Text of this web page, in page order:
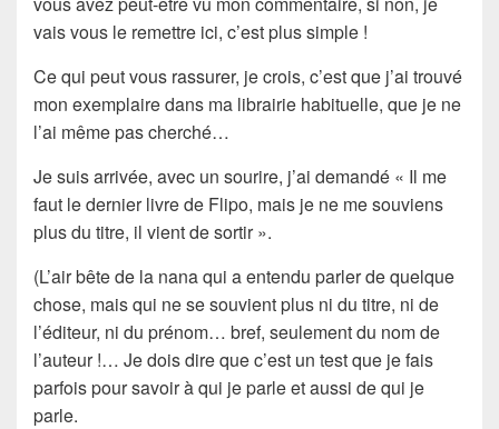
vais vous le remettre ici, c’est plus simple !
Ce qui peut vous rassurer, je crois, c’est que j’ai trouvé
mon exemplaire dans ma librairie habituelle, que je ne
l’ai même pas cherché…
Je suis arrivée, avec un sourire, j’ai demandé « Il me
faut le dernier livre de Flipo, mais je ne me souviens
plus du titre, il vient de sortir ».
(L’air bête de la nana qui a entendu parler de quelque
chose, mais qui ne se souvient plus ni du titre, ni de
l’éditeur, ni du prénom… bref, seulement du nom de
l’auteur !… Je dois dire que c’est un test que je fais
parfois pour savoir à qui je parle et aussi de qui je
parle.